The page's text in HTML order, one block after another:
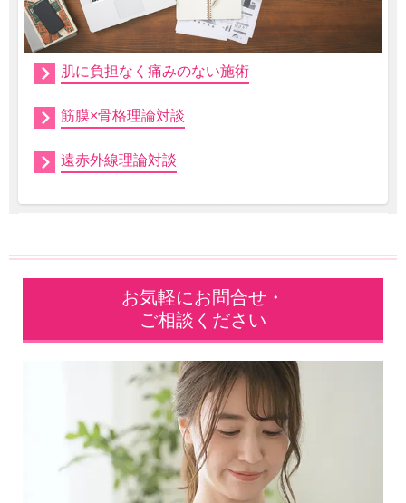
肌に負担なく痛みのない施術
筋膜×骨格理論対談
遠赤外線理論対談
お気軽にお問合せ・
ご相談ください